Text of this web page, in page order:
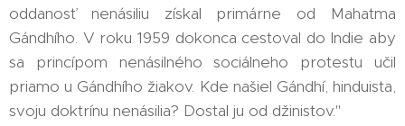
oddanosť nenásiliu získal primárne od Mahatma
Gándhího. V roku 1959 dokonca cestoval do Indie aby
sa princípom nenásilného sociálneho protestu učil
priamo u Gándhího žiakov. Kde našiel Gándhí, hinduista,
svoju doktrínu nenásilia? Dostal ju od džinistov." 👈